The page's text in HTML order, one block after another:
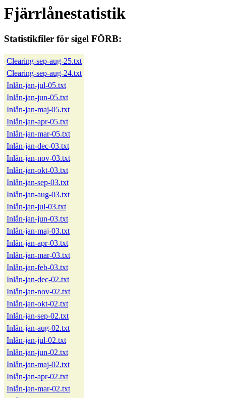
Fjärrlånestatistik
Statistikfiler för sigel FÖRB:
Clearing-sep-aug-25.txt
Clearing-sep-aug-24.txt
Inlån-jan-jul-05.txt
Inlån-jan-jun-05.txt
Inlån-jan-maj-05.txt
Inlån-jan-apr-05.txt
Inlån-jan-mar-05.txt
Inlån-jan-dec-03.txt
Inlån-jan-nov-03.txt
Inlån-jan-okt-03.txt
Inlån-jan-sep-03.txt
Inlån-jan-aug-03.txt
Inlån-jan-jul-03.txt
Inlån-jan-jun-03.txt
Inlån-jan-maj-03.txt
Inlån-jan-apr-03.txt
Inlån-jan-mar-03.txt
Inlån-jan-feb-03.txt
Inlån-jan-dec-02.txt
Inlån-jan-nov-02.txt
Inlån-jan-okt-02.txt
Inlån-jan-sep-02.txt
Inlån-jan-aug-02.txt
Inlån-jan-jul-02.txt
Inlån-jan-jun-02.txt
Inlån-jan-maj-02.txt
Inlån-jan-apr-02.txt
Inlån-jan-mar-02.txt